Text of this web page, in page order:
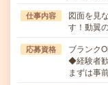
仕事内容
図面を見
す！動翼
応募資格
ブランク
◆経験者
まずは事